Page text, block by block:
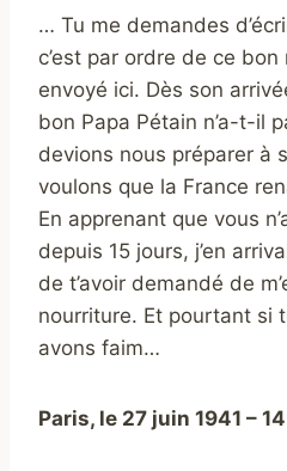
… Tu me demandes
c’est par ordre de ce bon
envoyé ici. Dès son
bon Papa Pétain n’a-t-il
devions nous préparer à
voulons que la France
En apprenant que vous
depuis 15 jours, j’en
de t’avoir demandé de
nourriture. Et pourtant si
avons faim…
Paris, le 27 juin 1941 –